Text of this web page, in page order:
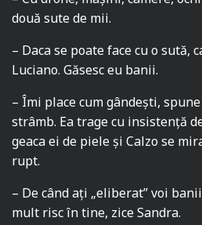
două sute de mii.
– Daca se poate face cu o sută,
Luciano. Găsesc eu banii.
– Îmi place cum gândești,
strâmb. Ea trage cu insistență
geaca ei de piele și Calzo se
rupt.
– De când ați „eliberat” voi
mult risc în tine, zice Sandra.